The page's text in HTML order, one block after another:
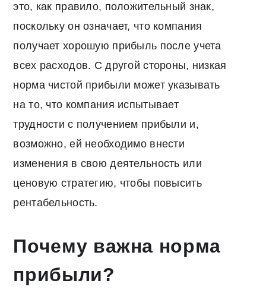
это, как правило, положительный знак,
поскольку он означает, что компания
получает хорошую прибыль после учета
всех расходов. С другой стороны, низкая
норма чистой прибыли может указывать
на то, что компания испытывает
трудности с получением прибыли и,
возможно, ей необходимо внести
изменения в свою деятельность или
ценовую стратегию, чтобы повысить
рентабельность.
Почему важна норма
прибыли?